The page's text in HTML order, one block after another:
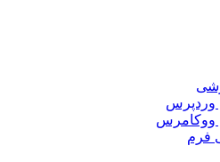
وردپرس
ووکامرس
فرم